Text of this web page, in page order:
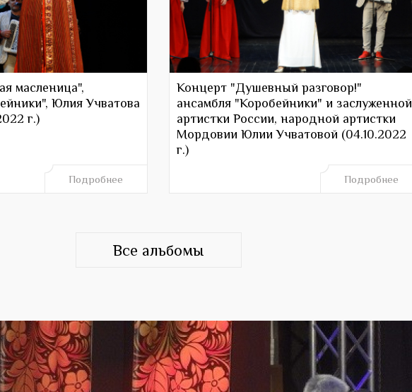
масленица",
Юлия Учватова
г.)
Подробнее
Концерт "Душевный разговор!"
ансамбля "Коробейники" и заслуженной
артистки России, народной артистки
Мордовии Юлии Учватовой (04.10.2022
г.)
Подробнее
Все альбомы